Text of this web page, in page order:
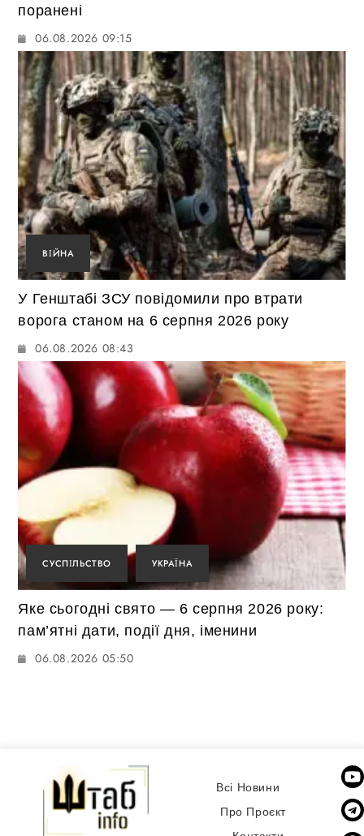
поранені
06.08.2026 09:15
ВІЙНА
У Генштабі ЗСУ повідомили про втрати
ворога станом на 6 серпня 2026 року
06.08.2026 08:43
СУСПІЛЬСТВО УКРАЇНА
Яке сьогодні свято — 6 серпня 2026 року:
пам’ятні дати, події дня, іменини
06.08.2026 05:50
Всі Новини
Про Проєкт